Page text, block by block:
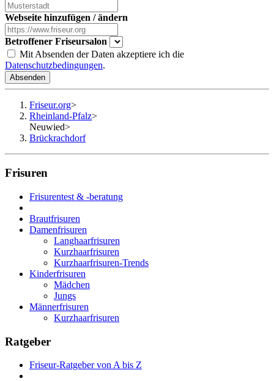
Webseite hinzufügen / ändern
Betroffener Friseursalon
Mit Absenden der Daten akzeptiere ich die
Datenschutzbedingungen.
Absenden
Friseur.org>
Rheinland-Pfalz>
Neuwied>
Brückrachdorf
Frisuren
Frisurentest & -beratung
Brautfrisuren
Damenfrisuren
Langhaarfrisuren
Kurzhaarfrisuren
Kurzhaarfrisuren-Trends
Kinderfrisuren
Mädchen
Jungs
Männerfrisuren
Kurzhaarfrisuren
Ratgeber
Friseur-Ratgeber von A bis Z